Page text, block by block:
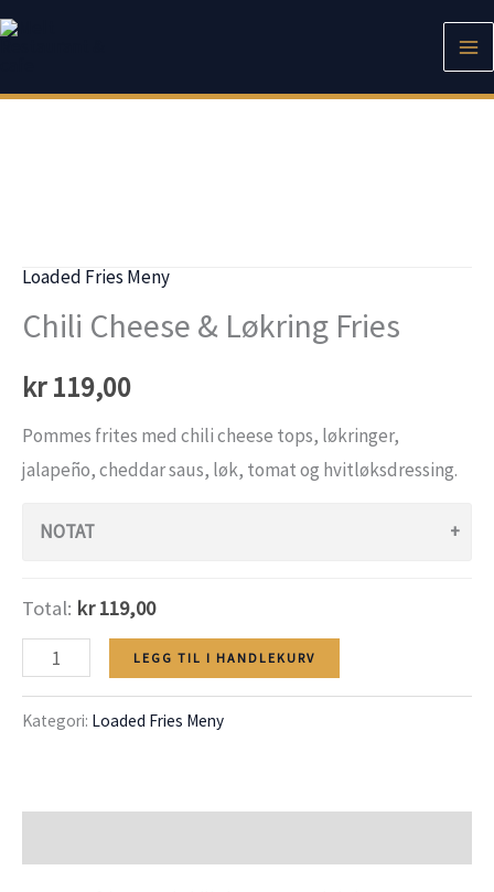
Hopp
Loaded Fries Meny
Chili Cheese & Løkring Fries
kr119,00
Pommes frites med chili cheese tops, løkringer,
jalapeño, cheddar saus, løk, tomat og hvitløksdressing.
NOTAT
Total: kr 119,00
Chili
&
LEGG TIL I HANDLEKURV
Kategori: Loaded Fries Meny